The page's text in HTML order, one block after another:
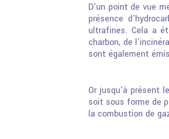
D’un point de vue
présence
ultrafines. Cela a
charbon, de
sont également
Or jusqu’à présent
soit sous forme de
la combustion de